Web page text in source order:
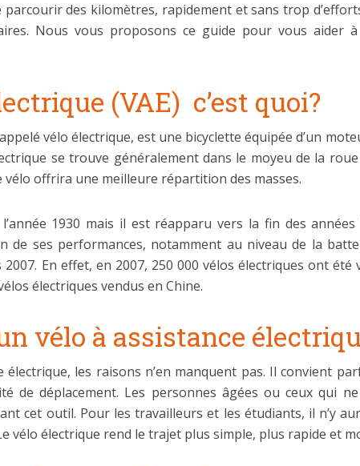
des kilomètres, rapidement et sans trop
Nous vous proposons ce guide pour vous aider
(VAE) c’est quoi?
vélo électrique, est une bicyclette équipée d’un
se trouve généralement dans le moyeu de la
vélo offrira une meilleure répartition des masses.
1930 mais il est réapparu vers la fin des
de ses performances, notamment au niveau de la
En effet, en 2007, 250 000 vélos électriques ont
électriques vendus en Chine.
vélo à assistance
électrique, les raisons n’en manquent pas. Il convient
de déplacement. Les personnes âgées ou ceux qui
cet outil. Pour les travailleurs et les étudiants, il n’y
vélo électrique rend le trajet plus simple, plus rapide et